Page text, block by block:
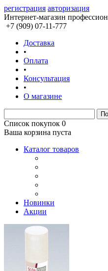
регистрация авторизация
Интернет-магазин
+7 (909) 07-11-777
Доставка
•
Оплата
•
Консультация
•
О магазине
Список покупок 0
Ваша корзина пуста
Каталог товаров
Новинки
Акции